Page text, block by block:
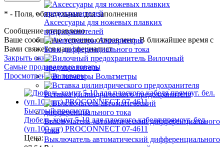
Аксессуары для ножевых плавких
предохранителей
Амперметры
Блок дифференциального тока
Вилочный
предохранитель
Вольтметры
Вставка цилиндрического предохранителя
Выключатель автоматический дифференциального
тока
Выключатель автоматический дифференциального
* - Поля, обязательные для заполнения
Сообщение отправлено
Ваше сообщение успешно отправлено. В ближайшее время с
Вами свяжется наш специалист
Закрыть окно
Самые продаваемые товары
Просмотренные товары
Быстрый просмотр
Дюбель-хомут 5-10 для плоского кабеля прямоуг. бел.
(уп.100 шт) PROCONNECT 07-4611
Цена: